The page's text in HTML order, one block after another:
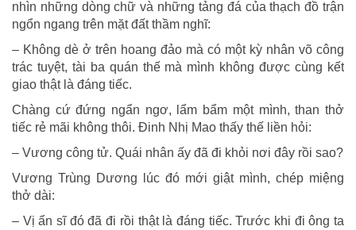
nhìn những dòng chữ và những tảng đá của thạch đồ trận
ngổn ngang trên mặt đất thầm nghĩ:
– Không dè ở trên hoang đảo mà có một kỳ nhân võ công
trác tuyệt, tài ba quán thế mà mình không được cùng kết
giao thật là đáng tiếc.
Chàng cứ đứng ngẩn ngơ, lẩm bẩm một mình, than thở
tiếc rẻ mãi không thôi. Đinh Nhị Mao thấy thế liền hỏi:
– Vương công tử. Quái nhân ấy đã đi khỏi nơi đây rồi sao?
Vương Trùng Dương lúc đó mới giật mình, chép miệng
thở dài:
– Vị ẩn sĩ đó đã đi rồi thật là đáng tiếc. Trước khi đi ông ta